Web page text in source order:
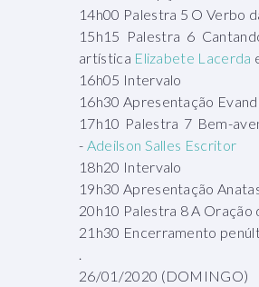
14h00 Palestra 5 O Verbo
15h15 Palestra 6
artística Elizabete Lacerda
16h05 Intervalo
16h30 Apresentação
17h10 Palestra 7 Bem-
- Adeilson Salles Escritor
18h20 Intervalo
19h30 Apresentação
20h10 Palestra 8 A Oração
21h30 Encerramento
.
26/01/2020 (DOMINGO)